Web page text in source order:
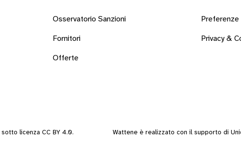
Osservatorio Sanzioni
Fornitori
Offerte
Preferenze
Privacy &
sotto licenza CC BY 4.0.
Wattene è realizzato con il supporto di